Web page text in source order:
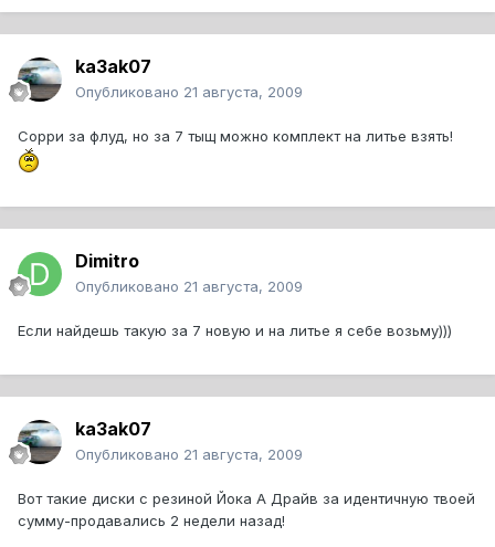
ka3ak07
Опубликовано 21 августа, 2009
Сорри за флуд, но за 7 тыщ можно комплект на литье взять!
Dimitro
Опубликовано 21 августа, 2009
Если найдешь такую за 7 новую и на литье я себе возьму)))
ka3ak07
Опубликовано 21 августа, 2009
Вот такие диски с резиной Йока А Драйв за идентичную твоей
сумму-продавались 2 недели назад!